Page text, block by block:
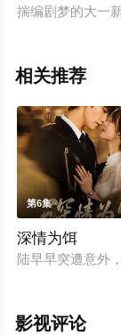
揣编剧梦的大一
相关推荐
第6集
深情为饵
陆早早突遭意外
影视评论